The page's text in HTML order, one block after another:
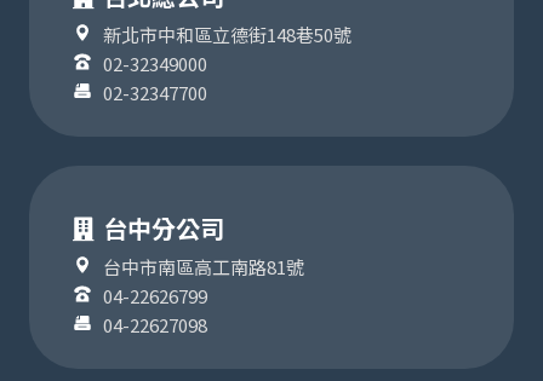
新北市中和區立德街148巷50號
02-32349000
02-32347700
台中分公司
台中市南區高工南路81號
04-22626799
04-22627098